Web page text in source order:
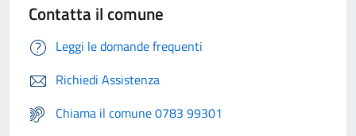
Contatta il comune
Leggi le domande frequenti
Richiedi Assistenza
Chiama il comune 0783 99301